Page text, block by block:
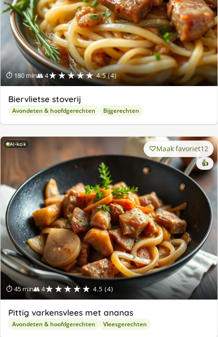
⏱ 180 min👥 4★★★★★ 4.5 (4)
Biervlietse stoverij
Avondeten & hoofdgerechten Bijgerechten
AI-kok
⏱ 45 min👥 4★★★★★ 4.5 (4)
Maak favoriet12
👍
Pittig varkensvlees met ananas
Avondeten & hoofdgerechten Vleesgerechten